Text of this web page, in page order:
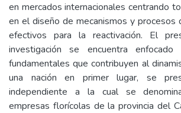
en mercados internacionales centrando
en el diseño de mecanismos y procesos
efectivos para la reactivación. El
investigación se encuentra
fundamentales que contribuyen al
una nación en primer lugar, se
independiente a la cual se
empresas florícolas de la provincia del